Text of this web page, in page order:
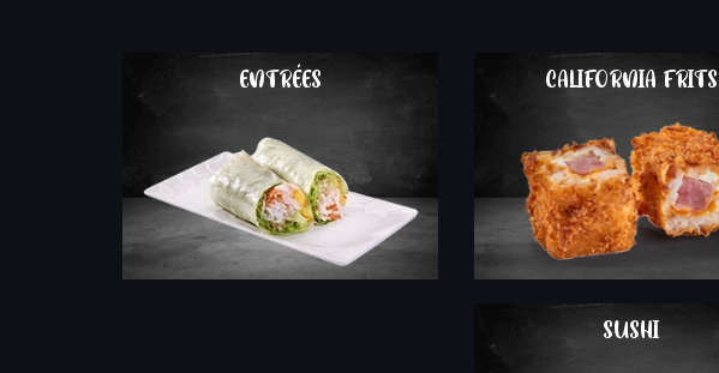
ENTRÉES CALIFORNIA FRITS
SUSHI